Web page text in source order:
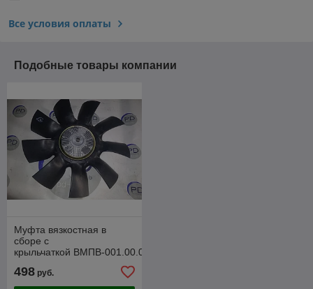
Все условия оплаты
Подобные товары компании
Муфта вязкостная в
сборе с
крыльчаткой ВМПВ-001.00.02-
498 руб.